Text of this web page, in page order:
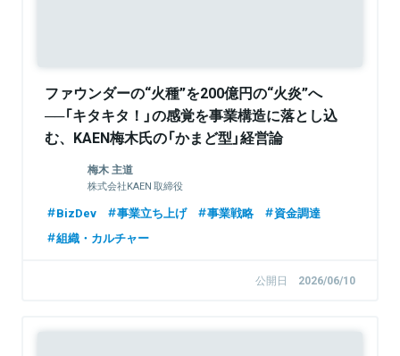
ファウンダーの“火種”を200億円の“火炎”へ
──「キタキタ！」の感覚を事業構造に落とし込
む、KAEN梅木氏の「かまど型」経営論
【FastGrowジョニーが聞く】
梅木 主道
株式会社KAEN 取締役
BizDev 事業立ち上げ 事業戦略
資金調達
組織・カルチャー
公開日 2026/06/10